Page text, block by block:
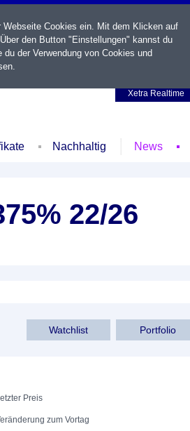
Xetra Realtime
Nachhaltig News
22/26
Portfolio
Watchlist
Preis
zum Vortag
Cookies ein. Mit dem Klicken auf
den Button "Einstellungen" kannst du
der Verwendung von Cookies und
.